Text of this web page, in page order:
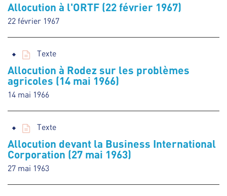
Allocution à l'ORTF (22 février 1967)
22 février 1967
Texte
Allocution à Rodez sur les problèmes
agricoles (14 mai 1966)
14 mai 1966
Texte
Allocution devant la Business International
Corporation (27 mai 1963)
27 mai 1963